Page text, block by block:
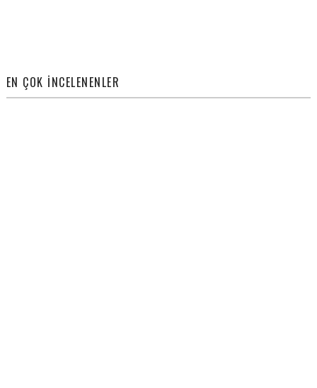
EN ÇOK İNCELENENLER